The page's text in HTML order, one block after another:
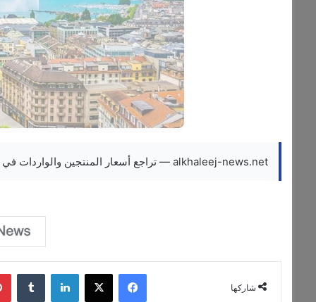
alkhaleej-news.net — تراجع أسعار المنتجين والواردات في سويسرا خلال سبتمبر
شاركها
فيسبوك ‫X لينكدإن ‏Tumblr